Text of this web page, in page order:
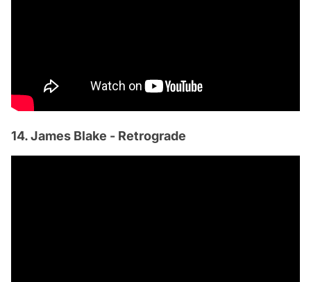
14. James Blake - Retrograde